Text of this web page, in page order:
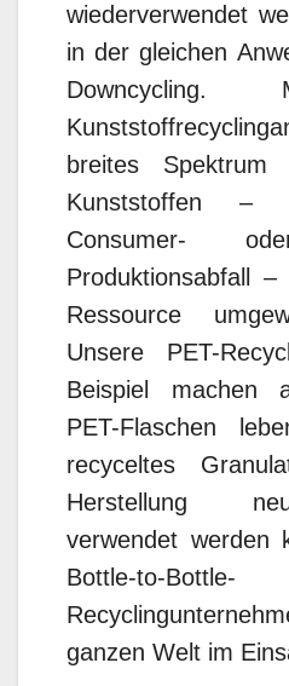
wiederverwendet
in der gleichen
Downcycling.
breites Spektrum
Kunststoffen
Consumer-
Produktionsabfall
Ressource
Unsere PET-
Beispiel machen
PET-Flaschen
recyceltes
Herstellung
verwendet werden
Bottle-to-Bottle-
ganzen Welt im